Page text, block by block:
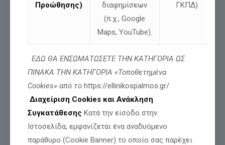
Νίκος Παπαδόπουλος: Δήλωση για ψευδές
δημοσίευμα και αποκατάσταση της
Διαβάστε περισσότερα
Προώθησης)
διαφημίσεων
(π.χ., Google
Maps, YouTube).
ΓΚΠΔ)
ΕΔΩ ΘΑ ΕΝΣΩΜΑΤΩΣΕΤΕ ΤΗΝ ΚΑΤΗΓΟΡΙΑ ΩΣ
ΠΙΝΑΚΑ ΤΗΝ ΚΑΤΗΓΟΡΙΑ «Τοποθετημένα
Cookies» από το https://ellinikospalmos.gr/
Διαχείριση Cookies και Ανάκληση
Συγκατάθεσης Κατά την είσοδο στην
Ιστοσελίδα, εμφανίζεται ένα αναδυόμενο
παράθυρο (Cookie Banner) το οποίο σας παρέχει